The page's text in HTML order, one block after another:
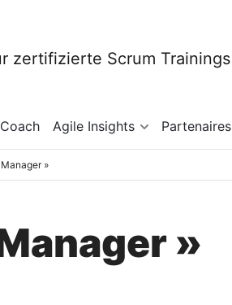
Agile Insights Partenaires
»
»